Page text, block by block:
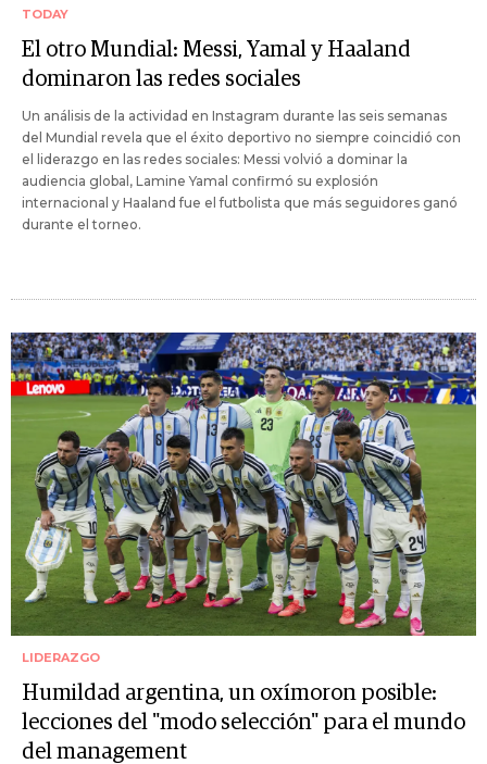
TODAY
El otro Mundial: Messi, Yamal y Haaland
dominaron las redes sociales
Un análisis de la actividad en Instagram durante las seis semanas
del Mundial revela que el éxito deportivo no siempre coincidió con
el liderazgo en las redes sociales: Messi volvió a dominar la
audiencia global, Lamine Yamal confirmó su explosión
internacional y Haaland fue el futbolista que más seguidores ganó
durante el torneo.
LIDERAZGO
Humildad argentina, un oxímoron posible:
lecciones del "modo selección" para el mundo
del management